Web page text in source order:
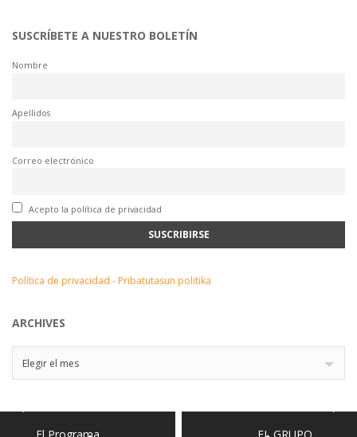
SUSCRÍBETE A NUESTRO BOLETÍN
Nombre
Apellidos
Correo electrónico
Acepto la política de privacidad
Política de privacidad - Pribatutasun politika
ARCHIVES
Elegir el mes